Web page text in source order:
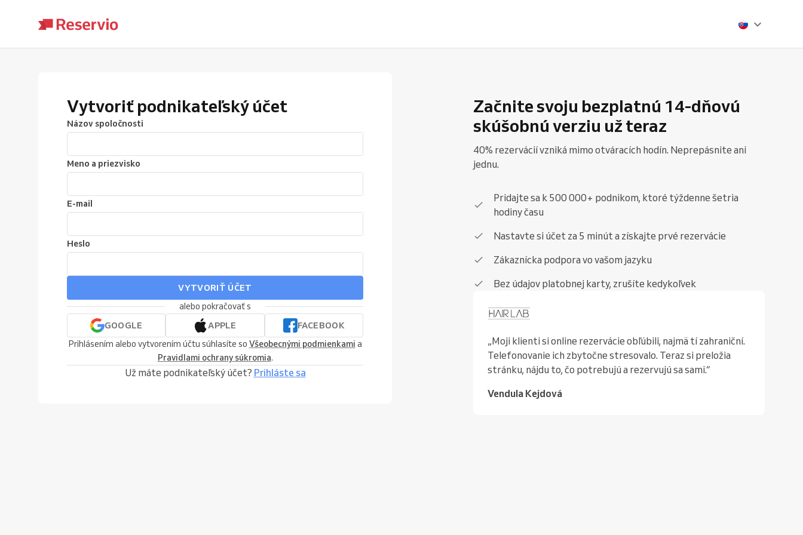
Vytvoriť podnikateľský účet
Názov spoločnosti
Meno a priezvisko
E-mail
Heslo
VYTVORIŤ ÚČET
alebo pokračovať s
GOOGLE
APPLE
FACEBOOK
Prihlásením alebo vytvorením účtu súhlasíte so Všeobecnými podmienkami a
Pravidlami ochrany súkromia.
Už máte podnikateľský účet? Prihláste sa
Začnite svoju bezplatnú 14-dňovú
skúšobnú verziu už teraz
40% rezervácií vzniká mimo otváracích hodín. Neprepásnite ani
jednu.
Pridajte sa k 500 000+ podnikom, ktoré týždenne šetria
hodiny času
Nastavte si účet za 5 minút a získajte prvé rezervácie
Zákaznícka podpora vo vašom jazyku
Bez údajov platobnej karty, zrušíte kedykoľvek
„Moji klienti si online rezervácie obľúbili, najmä tí zahraniční.
Telefonovanie ich zbytočne stresovalo. Teraz si preložia
stránku, nájdu to, čo potrebujú a rezervujú sa sami.“
Vendula Kejdová